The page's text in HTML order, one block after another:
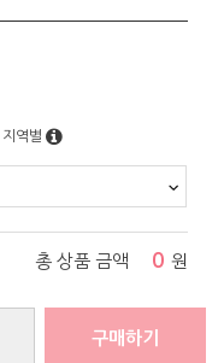
지역별
총 상품 금액 0 원
구매하기